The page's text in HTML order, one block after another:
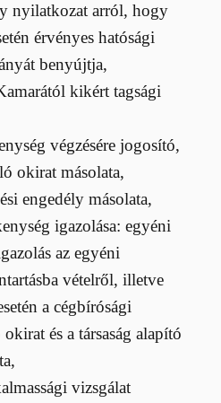
nyilatkozat arról, hogy
érvényes hatósági
benyújtja,
kikért tagsági
végzésére jogosító,
okirat másolata,
engedély másolata,
igazolása: egyéni
az egyéni
vételről, illetve
a cégbírósági
és a társaság alapító
vizsgálat